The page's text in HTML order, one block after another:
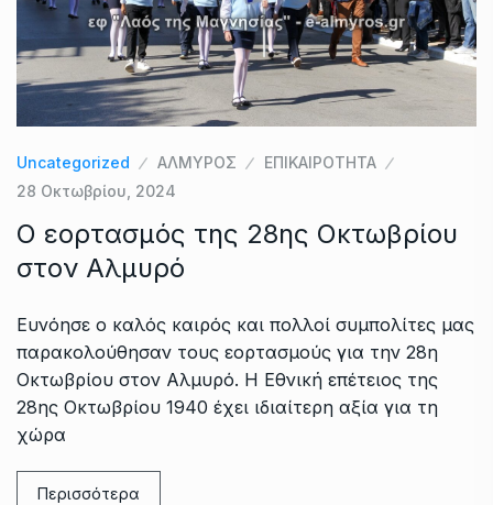
Uncategorized ΑΛΜΥΡΟΣ
ΕΠΙΚΑΙΡΟΤΗΤΑ
28 Οκτωβρίου, 2024
Ο εορτασμός της 28ης Οκτωβρίου
στον Αλμυρό
Ευνόησε ο καλός καιρός και πολλοί συμπολίτες μας
παρακολούθησαν τους εορτασμούς για την 28η
Οκτωβρίου στον Αλμυρό. Η Εθνική επέτειος της
28ης Οκτωβρίου 1940 έχει ιδιαίτερη αξία για τη
χώρα
Περισσότερα